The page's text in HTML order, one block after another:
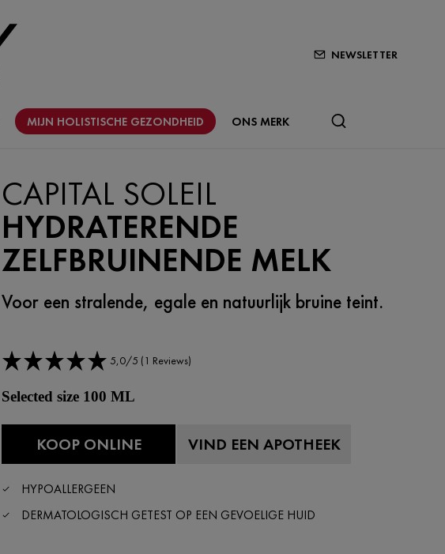
NEWSLETTER
MIJN HOLISTISCHE GEZONDHEID ONS MERK
CAPITAL SOLEIL
HYDRATERENDE
ZELFBRUINENDE MELK
Voor een stralende, egale en natuurlijk bruine teint.
5,0/5 (1 Reviews)
Selected size 100 ML
KOOP ONLINE VIND EEN APOTHEEK
HYPOALLERGEEN
DERMATOLOGISCH GETEST OP EEN GEVOELIGE HUID